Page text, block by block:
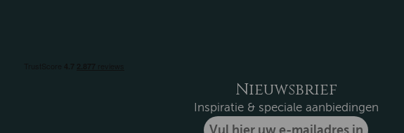
Nieuwsbrief
Inspiratie & speciale aanbiedingen